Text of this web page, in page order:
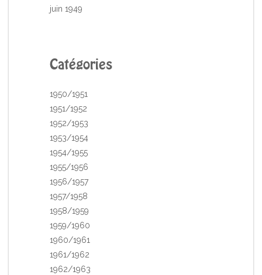
juin 1949
Catégories
1950/1951
1951/1952
1952/1953
1953/1954
1954/1955
1955/1956
1956/1957
1957/1958
1958/1959
1959/1960
1960/1961
1961/1962
1962/1963